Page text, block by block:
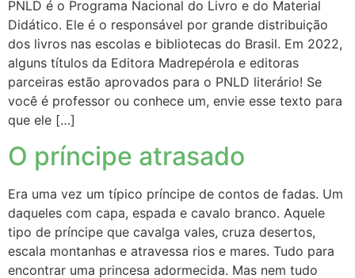
PNLD é o Programa Nacional do Livro e do Material
Didático. Ele é o responsável por grande distribuição
dos livros nas escolas e bibliotecas do Brasil. Em 2022,
alguns títulos da Editora Madrepérola e editoras
parceiras estão aprovados para o PNLD literário! Se
você é professor ou conhece um, envie esse texto para
que ele […]
O príncipe atrasado
Era uma vez um típico príncipe de contos de fadas. Um
daqueles com capa, espada e cavalo branco. Aquele
tipo de príncipe que cavalga vales, cruza desertos,
escala montanhas e atravessa rios e mares. Tudo para
encontrar uma princesa adormecida. Mas nem tudo